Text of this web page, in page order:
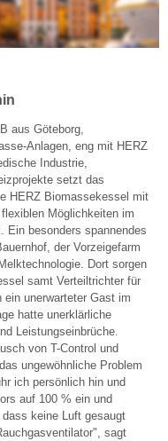
aus Göteborg,
Anlagen, eng mit HERZ
Industrie,
setzt das
HERZ Biomassekessel mit
Möglichkeiten im
Ein besonders spannendes
der Vorzeigefarm
Dort sorgen
samt Verteiltrichter für
unerwarteter Gast im
hatte unerklärliche
Leistungseinbrüche.
von T-Control und
ungewöhnliche Problem
ich persönlich hin und
auf 100 % ein und
keine Luft gesaugt
sagt